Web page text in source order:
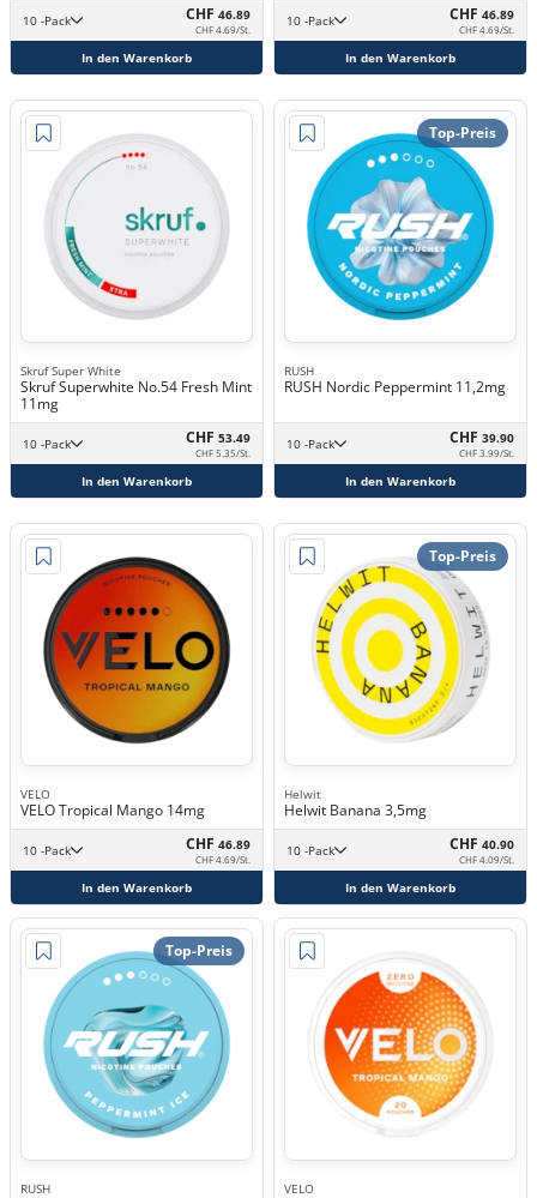
10 -Pack CHF 46.89
CHF 4.69/St.
In den Warenkorb
10 -Pack CHF 46.89
CHF 4.69/St.
In den Warenkorb
Skruf Super White
Skruf Superwhite No.54 Fresh Mint
11mg
10 -Pack CHF 53.49
CHF 5.35/St.
In den Warenkorb
Top-Preis
RUSH
RUSH Nordic Peppermint 11,2mg
10 -Pack CHF 39.90
CHF 3.99/St.
In den Warenkorb
VELO
VELO Tropical Mango 14mg
10 -Pack CHF 46.89
CHF 4.69/St.
In den Warenkorb
Top-Preis
Helwit
Helwit Banana 3,5mg
10 -Pack CHF 40.90
CHF 4.09/St.
In den Warenkorb
Top-Preis
RUSH VELO